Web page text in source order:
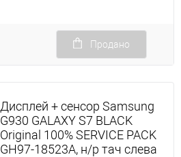
Продано
Дисплей + сенсор Samsung
G930 GALAXY S7 BLACK
Original 100% SERVICE PACK
GH97-18523A, н/р тач слева